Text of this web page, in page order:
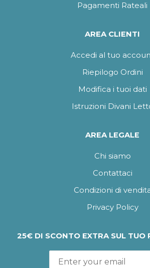
Pagamenti Rateali
AREA CLIENTI
Accedi al tuo
Riepilogo Ordini
Modifica i tuoi dati
Istruzioni Divani
AREA LEGALE
Chi siamo
Contattaci
Condizioni di
Privacy Policy
25€ DI SCONTO EXTRA SUL TUO